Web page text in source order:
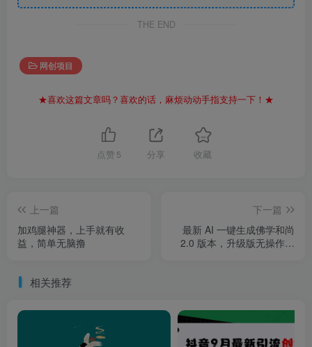
THE END
网创项目
★喜欢这篇文章吗？喜欢的话，麻烦动动手指支持一下！★
点赞 5 分享 收藏
上一篇
加鸡腿神器，上手就有收
益，简单无脑撸
下一篇
最新 AI 一键生成佛学和尚
2.0 版本，升级版无操作，
相关推荐